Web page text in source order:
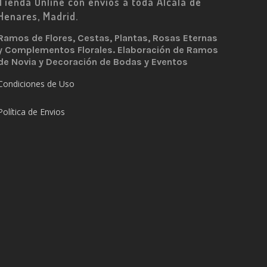
Madrid.
de Flores, Cestas, Plantas, Rosas Eternas
Complementos Florales. Elaboración de Ramos
Novia y Decoración de Bodas y Eventos
de Uso
de Envios